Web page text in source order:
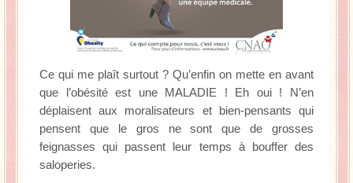
Ce qui me plaît surtout ? Qu’enfin on mette en avant
que l’obésité est une MALADIE ! Eh oui ! N’en
déplaisent aux moralisateurs et bien-pensants qui
pensent que le gros ne sont que de grosses
feignasses qui passent leur temps à bouffer des
saloperies.